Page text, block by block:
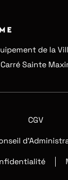
de la
Sainte
CGV